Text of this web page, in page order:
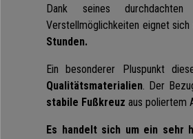
Dank seines
Verstellmöglichkeiten eignet sich
Stunden.
Ein besonderer Pluspunkt
Qualitätsmaterialien. Der
stabile Fußkreuz aus poliertem
Es handelt sich um ein sehr